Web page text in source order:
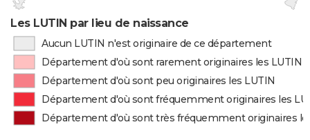
Les LUTIN par lieu de naissance
Aucun LUTIN n'est originaire de ce département
Département d'où sont rarement originaires les LUTIN
Département d'où sont peu originaires les LUTIN
Département d'où sont fréquemment originaires les
Département d'où sont très fréquemment originaires